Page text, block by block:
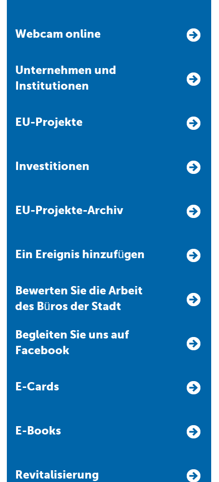
Webcam online
Unternehmen und
Institutionen
EU-Projekte
Investitionen
EU-Projekte-Archiv
Ein Ereignis hinzufügen
Bewerten Sie die Arbeit
des Büros der Stadt
Begleiten Sie uns auf
Facebook
E-Cards
E-Books
Revitalisierung